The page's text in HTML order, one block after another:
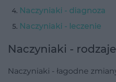
Naczyniaki - diagnoza
Naczyniaki - leczenie
Naczyniaki - rodzaje
Naczyniaki - łagodne